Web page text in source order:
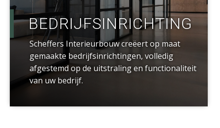
BEDRIJFSINRICHTING
Scheffers Interieurbouw creëert op maat
gemaakte bedrijfsinrichtingen, volledig
afgestemd op de uitstraling en functionaliteit
van uw bedrijf.